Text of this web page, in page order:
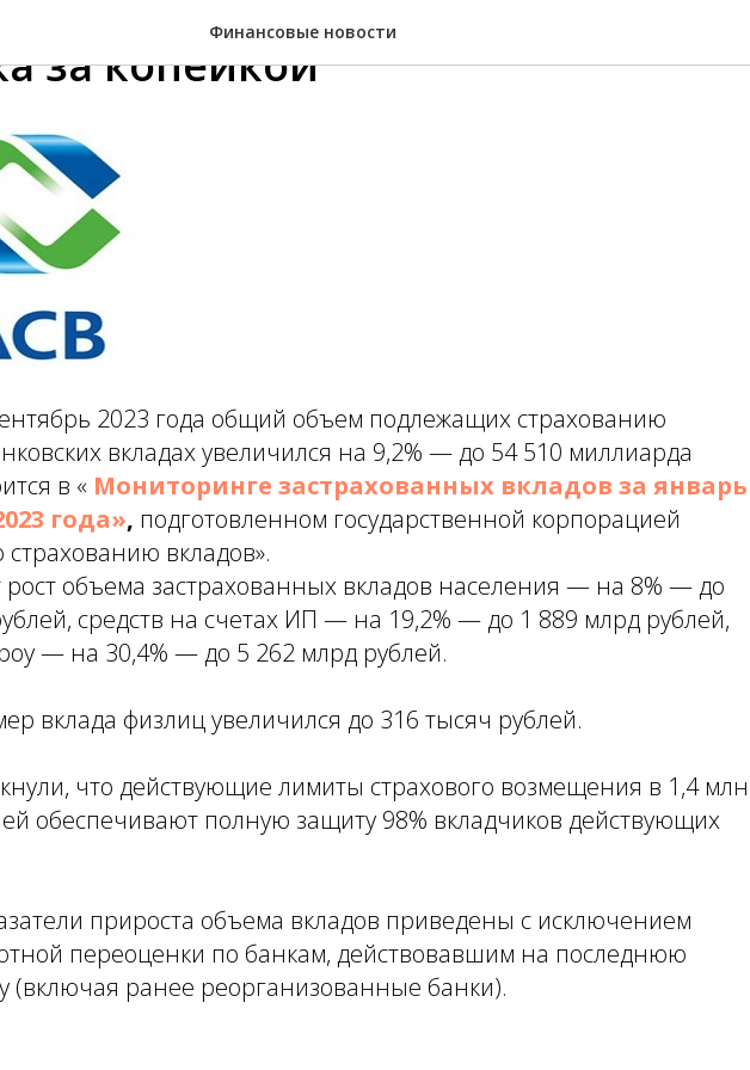
Финансовые новости
за копейкой
2023 года общий объем подлежащих страхованию
вкладах увеличился на 9,2% — до 54 510 миллиарда
в « Мониторинге застрахованных вкладов за январь
года», подготовленном государственной корпорацией
страхованию вкладов».
рост объема застрахованных вкладов населения — на 8% — до
средств на счетах ИП — на 19,2% — до 1 889 млрд рублей,
— на 30,4% — до 5 262 млрд рублей.
вклада физлиц увеличился до 316 тысяч рублей.
что действующие лимиты страхового возмещения в 1,4 млн
обеспечивают полную защиту 98% вкладчиков действующих
прироста объема вкладов приведены с исключением
переоценки по банкам, действовавшим на последнюю
(включая ранее реорганизованные банки).